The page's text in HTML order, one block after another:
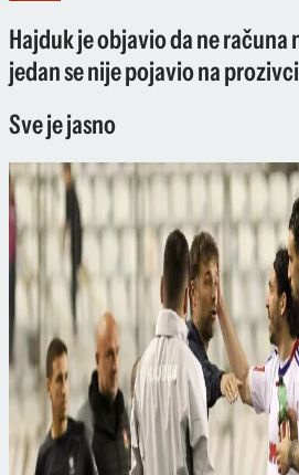
Hajduk je objavio da ne
jedan se nije pojavio na prozivci
Sve je jasno